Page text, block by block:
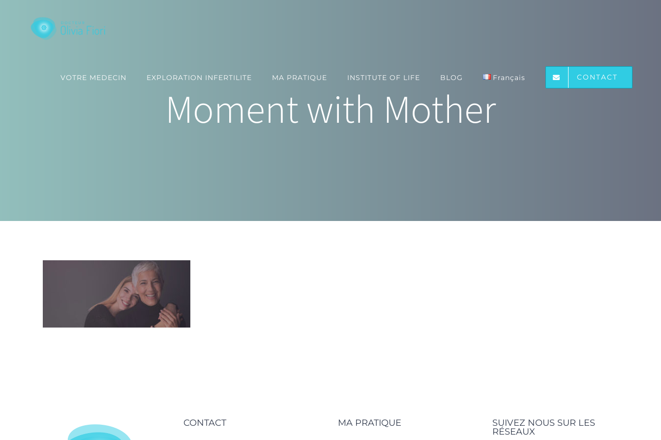
VOTRE MEDECIN EXPLORATION INFERTILITE MA PRATIQUE INSTITUTE OF LIFE BLOG Français CONTACT
Moment with Mother
CONTACT MA PRATIQUE
SUIVEZ NOUS SUR LES
RÉSEAUX